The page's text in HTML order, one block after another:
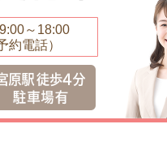
～18:00
約電話）